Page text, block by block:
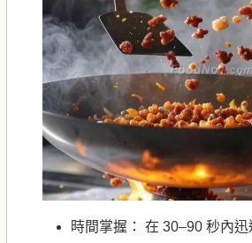
時間掌握： 在 30–90 秒內